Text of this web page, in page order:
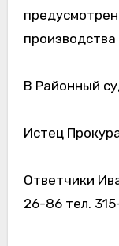
производства
В Районный
Истец
Ответчики
26-86 тел.